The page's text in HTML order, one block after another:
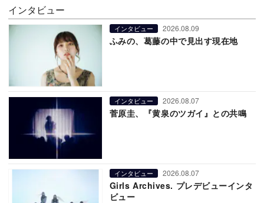
インタビュー
インタビュー 2026.08.09
ふみの、葛藤の中で見出す現在地
インタビュー 2026.08.07
菅原圭、『黄泉のツガイ』との共鳴
インタビュー 2026.08.07
Girls Archives. プレデビューインタ
ビュー